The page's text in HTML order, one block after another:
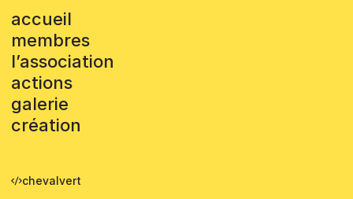
accueil
membres
l’association
actions
galerie
création
chevalvert